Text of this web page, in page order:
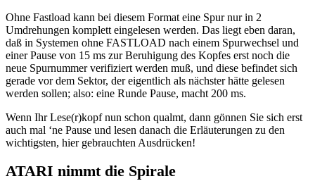
Ohne Fastload kann bei diesem Format eine Spur nur in 2
Umdrehungen komplett eingelesen werden. Das liegt eben daran,
daß in Systemen ohne FASTLOAD nach einem Spurwechsel und
einer Pause von 15 ms zur Beruhigung des Kopfes erst noch die
neue Spurnummer verifiziert werden muß, und diese befindet sich
gerade vor dem Sektor, der eigentlich als nächster hätte gelesen
werden sollen; also: eine Runde Pause, macht 200 ms.
Wenn Ihr Lese(r)kopf nun schon qualmt, dann gönnen Sie sich erst
auch mal ‘ne Pause und lesen danach die Erläuterungen zu den
wichtigsten, hier gebrauchten Ausdrücken!
ATARI nimmt die Spirale